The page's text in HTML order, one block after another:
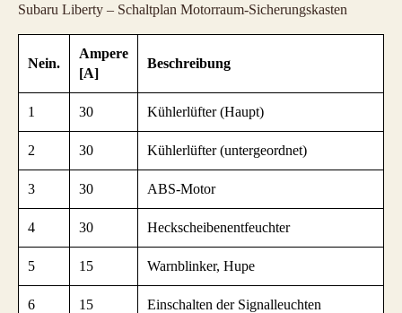
Subaru Liberty – Schaltplan Motorraum-Sicherungskasten
Nein.
Ampere
[A]
Beschreibung
1 30 Kühlerlüfter (Haupt)
2 30 Kühlerlüfter (untergeordnet)
3 30 ABS-Motor
4 30 Heckscheibenentfeuchter
5 15 Warnblinker, Hupe
6 15 Einschalten der Signalleuchten